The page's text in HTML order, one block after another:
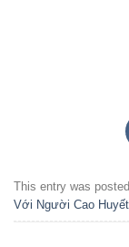
This entry was
Với Người Cao